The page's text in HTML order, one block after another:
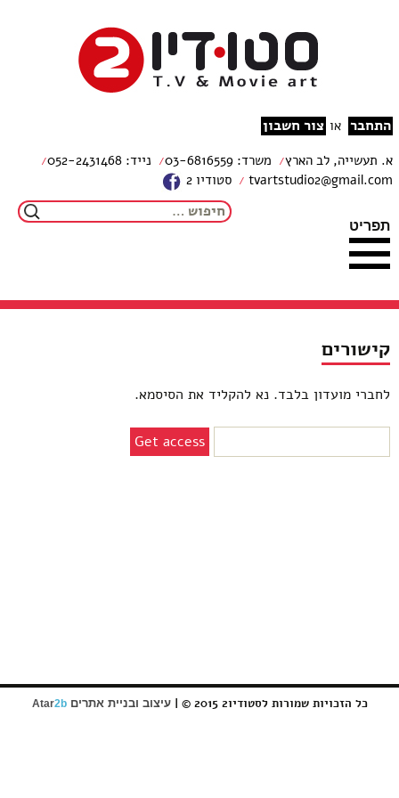
studio2
התחבר או צור חשבון
א. תעשייה, לב הארץ משרד: 03-6816559
נייד: 052-2431468
tvartstudio2@gmail.com
סטודיו 2
תפריט
חיפוש:
קישורים
לחברי מועדון בלבד. נא להקליד את הסיסמא.
כל הזכויות שמורות לסטודיו2 2015 © | עיצוב ובניית אתרים Atar2b